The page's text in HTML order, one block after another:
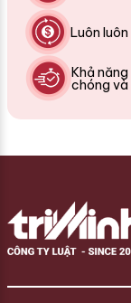
Luôn
Khả
chóng và